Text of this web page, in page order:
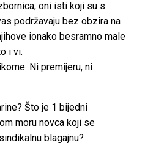
oni isti koji su s
podržavaju bez obzira na
ionako besramno male
i vi.
Ni premijeru, ni
Što je 1 bijedni
moru novca koji se
blagajnu?